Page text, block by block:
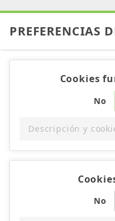
PREFERENCIAS
Cookies
No
Descripción y
No